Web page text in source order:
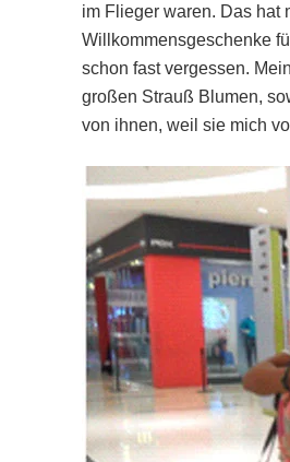
im Flieger waren. Das hat
Willkommensgeschenke
schon fast vergessen.
großen Strauß Blumen,
von ihnen, weil sie mich